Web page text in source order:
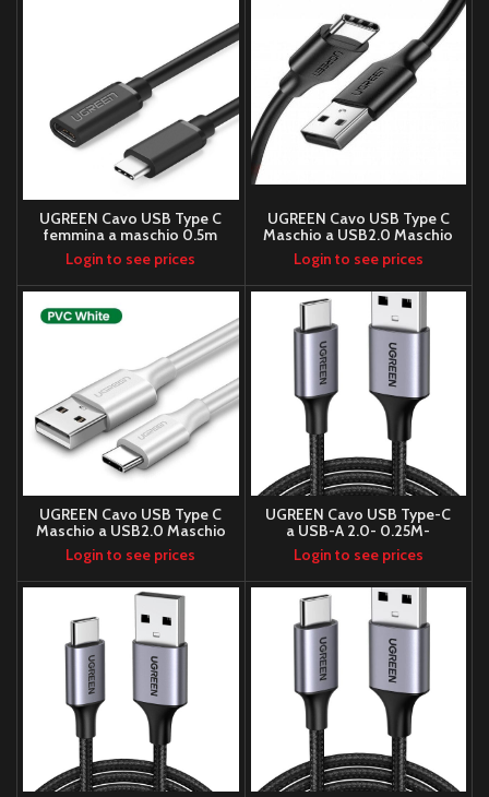
UGREEN Cavo USB Type C
femmina a maschio 0.5m
(Black)
Login to see prices
UGREEN Cavo USB Type C
Maschio a USB2.0 Maschio
1M Black
Login to see prices
UGREEN Cavo USB Type C
Maschio a USB2.0 Maschio
1M White
Login to see prices
UGREEN Cavo USB Type-C
a USB-A 2.0- 0.25M-
Intrecciato- Black
Login to see prices